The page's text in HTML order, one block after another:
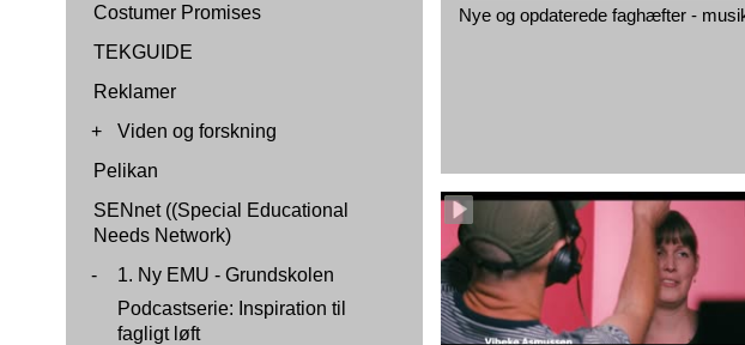
Costumer Promises
TEKGUIDE
Reklamer
+
Viden og forskning
Pelikan
SENnet ((Special Educational
Needs Network)
-
1. Ny EMU - Grundskolen
Podcastserie: Inspiration til
fagligt løft
Nye og opdaterede faghæfter -